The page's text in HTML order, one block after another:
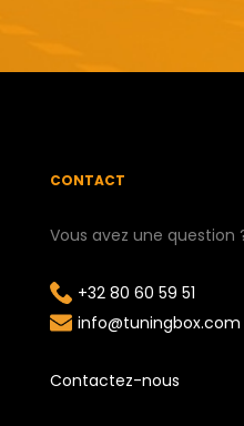
CONTACT
Vous avez une question
+32 80 60 59 51
info@tuningbox.com
Contactez-nous